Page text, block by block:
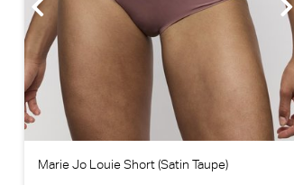
Marie Jo Louie Short (Satin Taupe)